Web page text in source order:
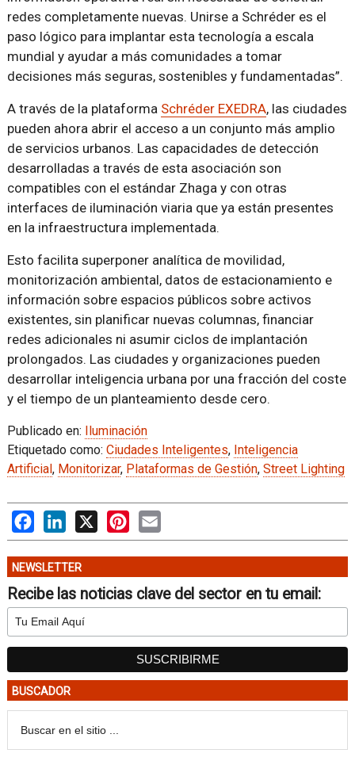
redes completamente nuevas. Unirse a Schréder es el
paso lógico para implantar esta tecnología a escala
mundial y ayudar a más comunidades a tomar
decisiones más seguras, sostenibles y fundamentadas”.
A través de la plataforma Schréder EXEDRA, las ciudades
pueden ahora abrir el acceso a un conjunto más amplio
de servicios urbanos. Las capacidades de detección
desarrolladas a través de esta asociación son
compatibles con el estándar Zhaga y con otras
interfaces de iluminación viaria que ya están presentes
en la infraestructura implementada.
Esto facilita superponer analítica de movilidad,
monitorización ambiental, datos de estacionamiento e
información sobre espacios públicos sobre activos
existentes, sin planificar nuevas columnas, financiar
redes adicionales ni asumir ciclos de implantación
prolongados. Las ciudades y organizaciones pueden
desarrollar inteligencia urbana por una fracción del coste
y el tiempo de un planteamiento desde cero.
Publicado en: Iluminación
Etiquetado como: Ciudades Inteligentes, Inteligencia
Artificial, Monitorizar, Plataformas de Gestión, Street Lighting
FacebookLinkedIn
X PinterestEmail
NEWSLETTER
Recibe las noticias clave del sector en tu email:
BUSCADOR